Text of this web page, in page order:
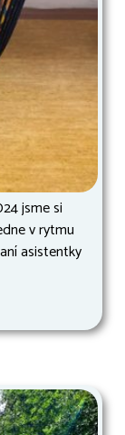
jsme si
v rytmu
asistentky